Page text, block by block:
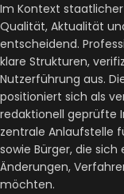
Im Kontext
Qualität, Aktualität
entscheidend.
klare Strukturen,
Nutzerführung aus.
positioniert sich als
redaktionell geprüfte
zentrale Anlaufstelle
sowie Bürger, die
Änderungen,
möchten.